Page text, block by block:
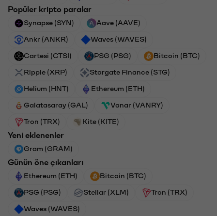
Popüler kripto paralar
Synapse (SYN) Aave (AAVE)
Ankr (ANKR) Waves (WAVES)
Cartesi (CTSI) PSG (PSG) Bitcoin (BTC)
Ripple (XRP) Stargate Finance (STG)
Helium (HNT) Ethereum (ETH)
Galatasaray (GAL) Vanar (VANRY)
Tron (TRX) Kite (KITE)
Yeni eklenenler
Gram (GRAM)
Günün öne çıkanları
Ethereum (ETH) Bitcoin (BTC)
PSG (PSG) Stellar (XLM) Tron (TRX)
Waves (WAVES)